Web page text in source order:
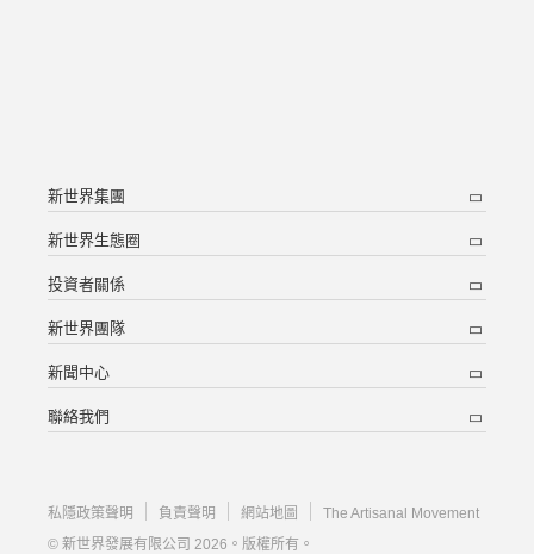
新世界集團
新世界生態圈
投資者關係
新世界團隊
新聞中心
聯絡我們
私隱政策聲明 負責聲明 網站地圖
The Artisanal Movement
© 新世界發展有限公司 2026。版權所有。